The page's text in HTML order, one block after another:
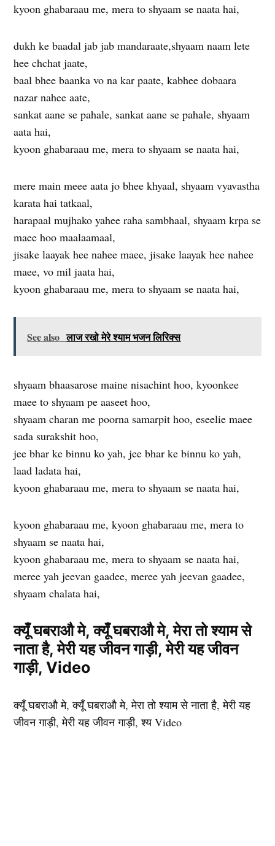
kyoon ghabaraau me, mera to shyaam se naata hai,
dukh ke baadal jab jab mandaraate,shyaam naam lete
hee chchat jaate,
baal bhee baanka vo na kar paate, kabhee dobaara
nazar nahee aate,
sankat aane se pahale, sankat aane se pahale, shyaam
aata hai,
kyoon ghabaraau me, mera to shyaam se naata hai,
mere main meee aata jo bhee khyaal, shyaam vyavastha
karata hai tatkaal,
harapaal mujhako yahee raha sambhaal, shyaam krpa se
maee hoo maalaamaal,
jisake laayak hee nahee maee, jisake laayak hee nahee
maee, vo mil jaata hai,
kyoon ghabaraau me, mera to shyaam se naata hai,
See also लाज रखो मेरे श्याम भजन लिरिक्स
shyaam bhaasarose maine nisachint hoo, kyoonkee
maee to shyaam pe aaseet hoo,
shyaam charan me poorna samarpit hoo, eseelie maee
sada surakshit hoo,
jee bhar ke binnu ko yah, jee bhar ke binnu ko yah,
laad ladata hai,
kyoon ghabaraau me, mera to shyaam se naata hai,
kyoon ghabaraau me, kyoon ghabaraau me, mera to
shyaam se naata hai,
kyoon ghabaraau me, mera to shyaam se naata hai,
meree yah jeevan gaadee, meree yah jeevan gaadee,
shyaam chalata hai,
क्यूँ घबराऔ मे, क्यूँ घबराऔ मे, मेरा तो श्याम से
नाता है, मेरी यह जीवन गाड़ी, मेरी यह जीवन
गाड़ी, Video
क्यूँ घबराऔ मे, क्यूँ घबराऔ मे, मेरा तो श्याम से नाता है, मेरी यह
जीवन गाड़ी, मेरी यह जीवन गाड़ी, श्य Video